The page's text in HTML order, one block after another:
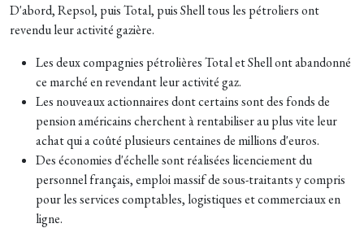
D'abord, Repsol, puis Total, puis Shell tous les pétroliers ont
revendu leur activité gazière.
Les deux compagnies pétrolières Total et Shell ont abandonné
ce marché en revendant leur activité gaz.
Les nouveaux actionnaires dont certains sont des fonds de
pension américains cherchent à rentabiliser au plus vite leur
achat qui a coûté plusieurs centaines de millions d'euros.
Des économies d'échelle sont réalisées licenciement du
personnel français, emploi massif de sous-traitants y compris
pour les services comptables, logistiques et commerciaux en
ligne.